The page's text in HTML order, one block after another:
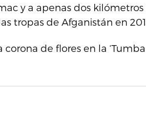
y a apenas dos kilómetros
tropas de Afganistán en
de flores en la